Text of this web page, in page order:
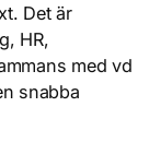
Det är
HR,
med vd
snabba